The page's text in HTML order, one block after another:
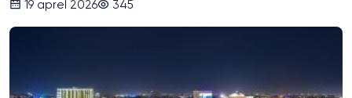
19 aprel 2026 345